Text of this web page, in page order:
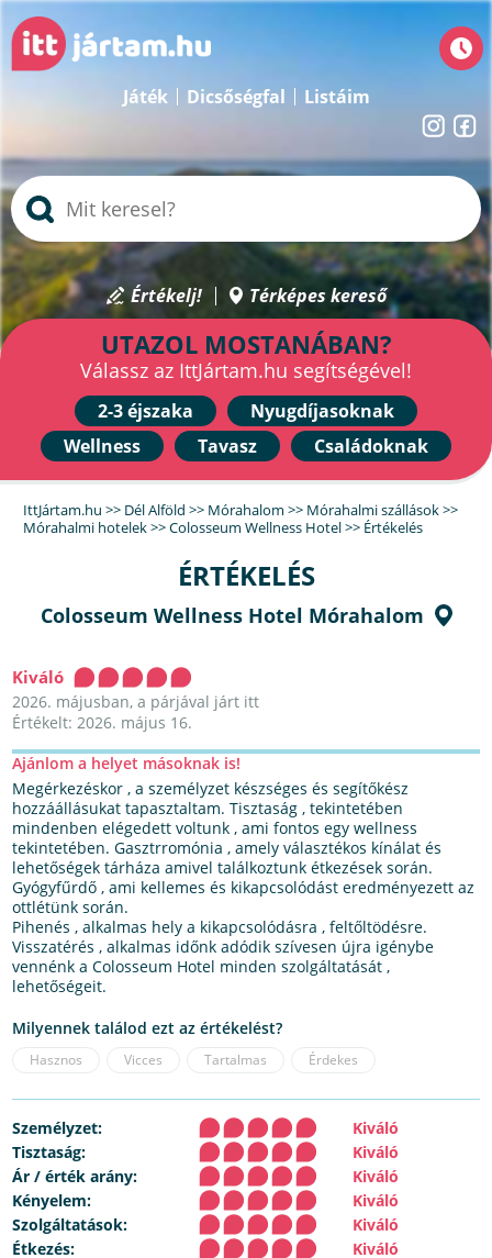
Játék Dicsőségfal Listáim
Értékelj! Térképes kereső
UTAZOL MOSTANÁBAN?
Válassz az IttJártam.hu segítségével!
2-3 éjszaka
Nyugdíjasoknak
Wellness
Tavasz Családoknak
IttJártam.hu >> Dél Alföld >> Mórahalom >> Mórahalmi szállások>>
Mórahalmi hotelek>>Colosseum Wellness Hotel>> Értékelés
ÉRTÉKELÉS
Colosseum Wellness Hotel Mórahalom
Kiváló
2026. májusban, a párjával járt itt
Értékelt: 2026. május 16.
Ajánlom a helyet másoknak is!
Megérkezéskor , a személyzet készséges és segítőkész
hozzáállásukat tapasztaltam. Tisztaság , tekintetében
mindenben elégedett voltunk , ami fontos egy wellness
tekintetében. Gasztrromónia , amely választékos kínálat és
lehetőségek tárháza amivel találkoztunk étkezések során.
Gyógyfűrdő , ami kellemes és kikapcsolódást eredményezett az
ottlétünk során.
Pihenés , alkalmas hely a kikapcsolódásra , feltőltödésre.
Visszatérés , alkalmas időnk adódik szívesen újra igénybe
vennénk a Colosseum Hotel minden szolgáltatását ,
lehetőségeit.
Milyennek találod ezt az értékelést?
Hasznos Vicces Tartalmas Érdekes
Személyzet:
Kiváló
Tisztaság:
Kiváló
Ár / érték arány:
Kiváló
Kényelem:
Kiváló
Szolgáltatások:
Kiváló
Étkezés:
Kiváló